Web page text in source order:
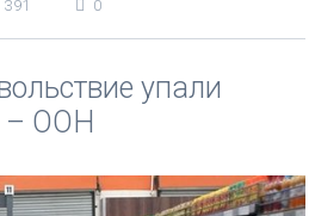
391 0
упали
– ООН